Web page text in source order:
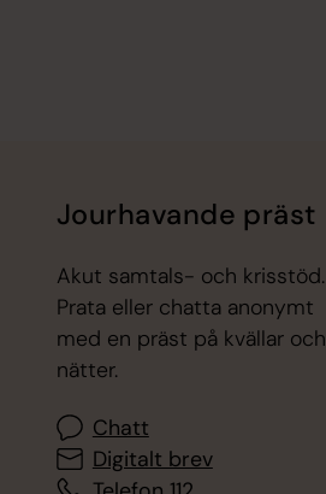
Jourhavande präst
Akut samtals- och krisstöd.
Prata eller chatta anonymt
med en präst på kvällar och
nätter.
Chatt
Digitalt brev